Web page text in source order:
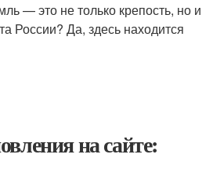
— это не только крепость, но и
России? Да, здесь находится
на сайте: